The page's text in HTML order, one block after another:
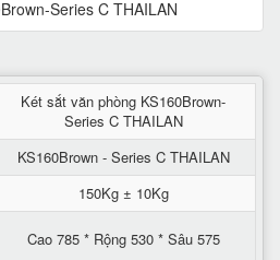
Két sắt văn phòng KS160Brown-
Series C THAILAN
KS160Brown - Series C THAILAN
150Kg ± 10Kg
Cao 785 * Rộng 530 * Sâu 575